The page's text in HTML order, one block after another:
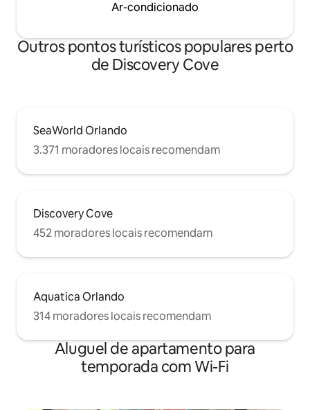
Ar-condicionado
Outros pontos turísticos populares perto
de Discovery Cove
SeaWorld Orlando
3.371 moradores locais recomendam
Discovery Cove
452 moradores locais recomendam
Aquatica Orlando
314 moradores locais recomendam
Aluguel de apartamento para
temporada com Wi-Fi